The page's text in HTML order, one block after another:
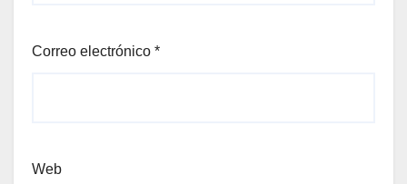
Correo electrónico *
Web